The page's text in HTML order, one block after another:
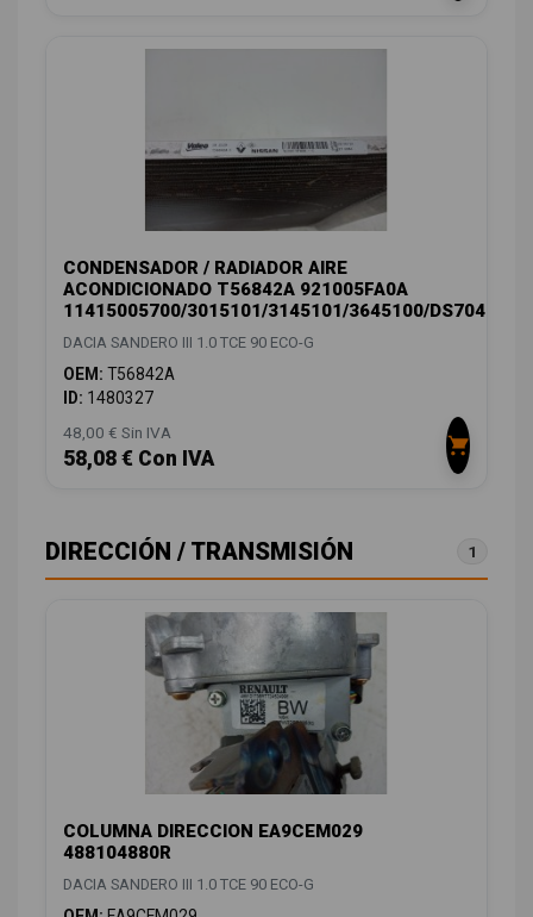
CONDENSADOR / RADIADOR AIRE
ACONDICIONADO T56842A 921005FA0A
11415005700/3015101/3145101/3645100/DS704C001
DACIA SANDERO III 1.0 TCE 90 ECO-G
OEM: T56842A
ID: 1480327
48,00 € Sin IVA
58,08 € Con IVA
DIRECCIÓN / TRANSMISIÓN 1
COLUMNA DIRECCION EA9CEM029
488104880R
DACIA SANDERO III 1.0 TCE 90 ECO-G